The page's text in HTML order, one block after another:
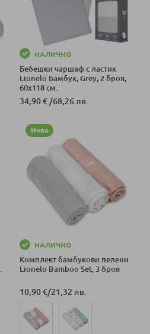
НАЛИЧНО
Бебешки чаршаф с ластик
Lionelo Бамбук, Grey, 2 броя,
60x118 см.
34,90 € /68,26 лв.
Ново
НАЛИЧНО
Комплект бамбукови пелени
Lionelo Bamboo Set, 3 броя
10,90 €/21,32 лв.